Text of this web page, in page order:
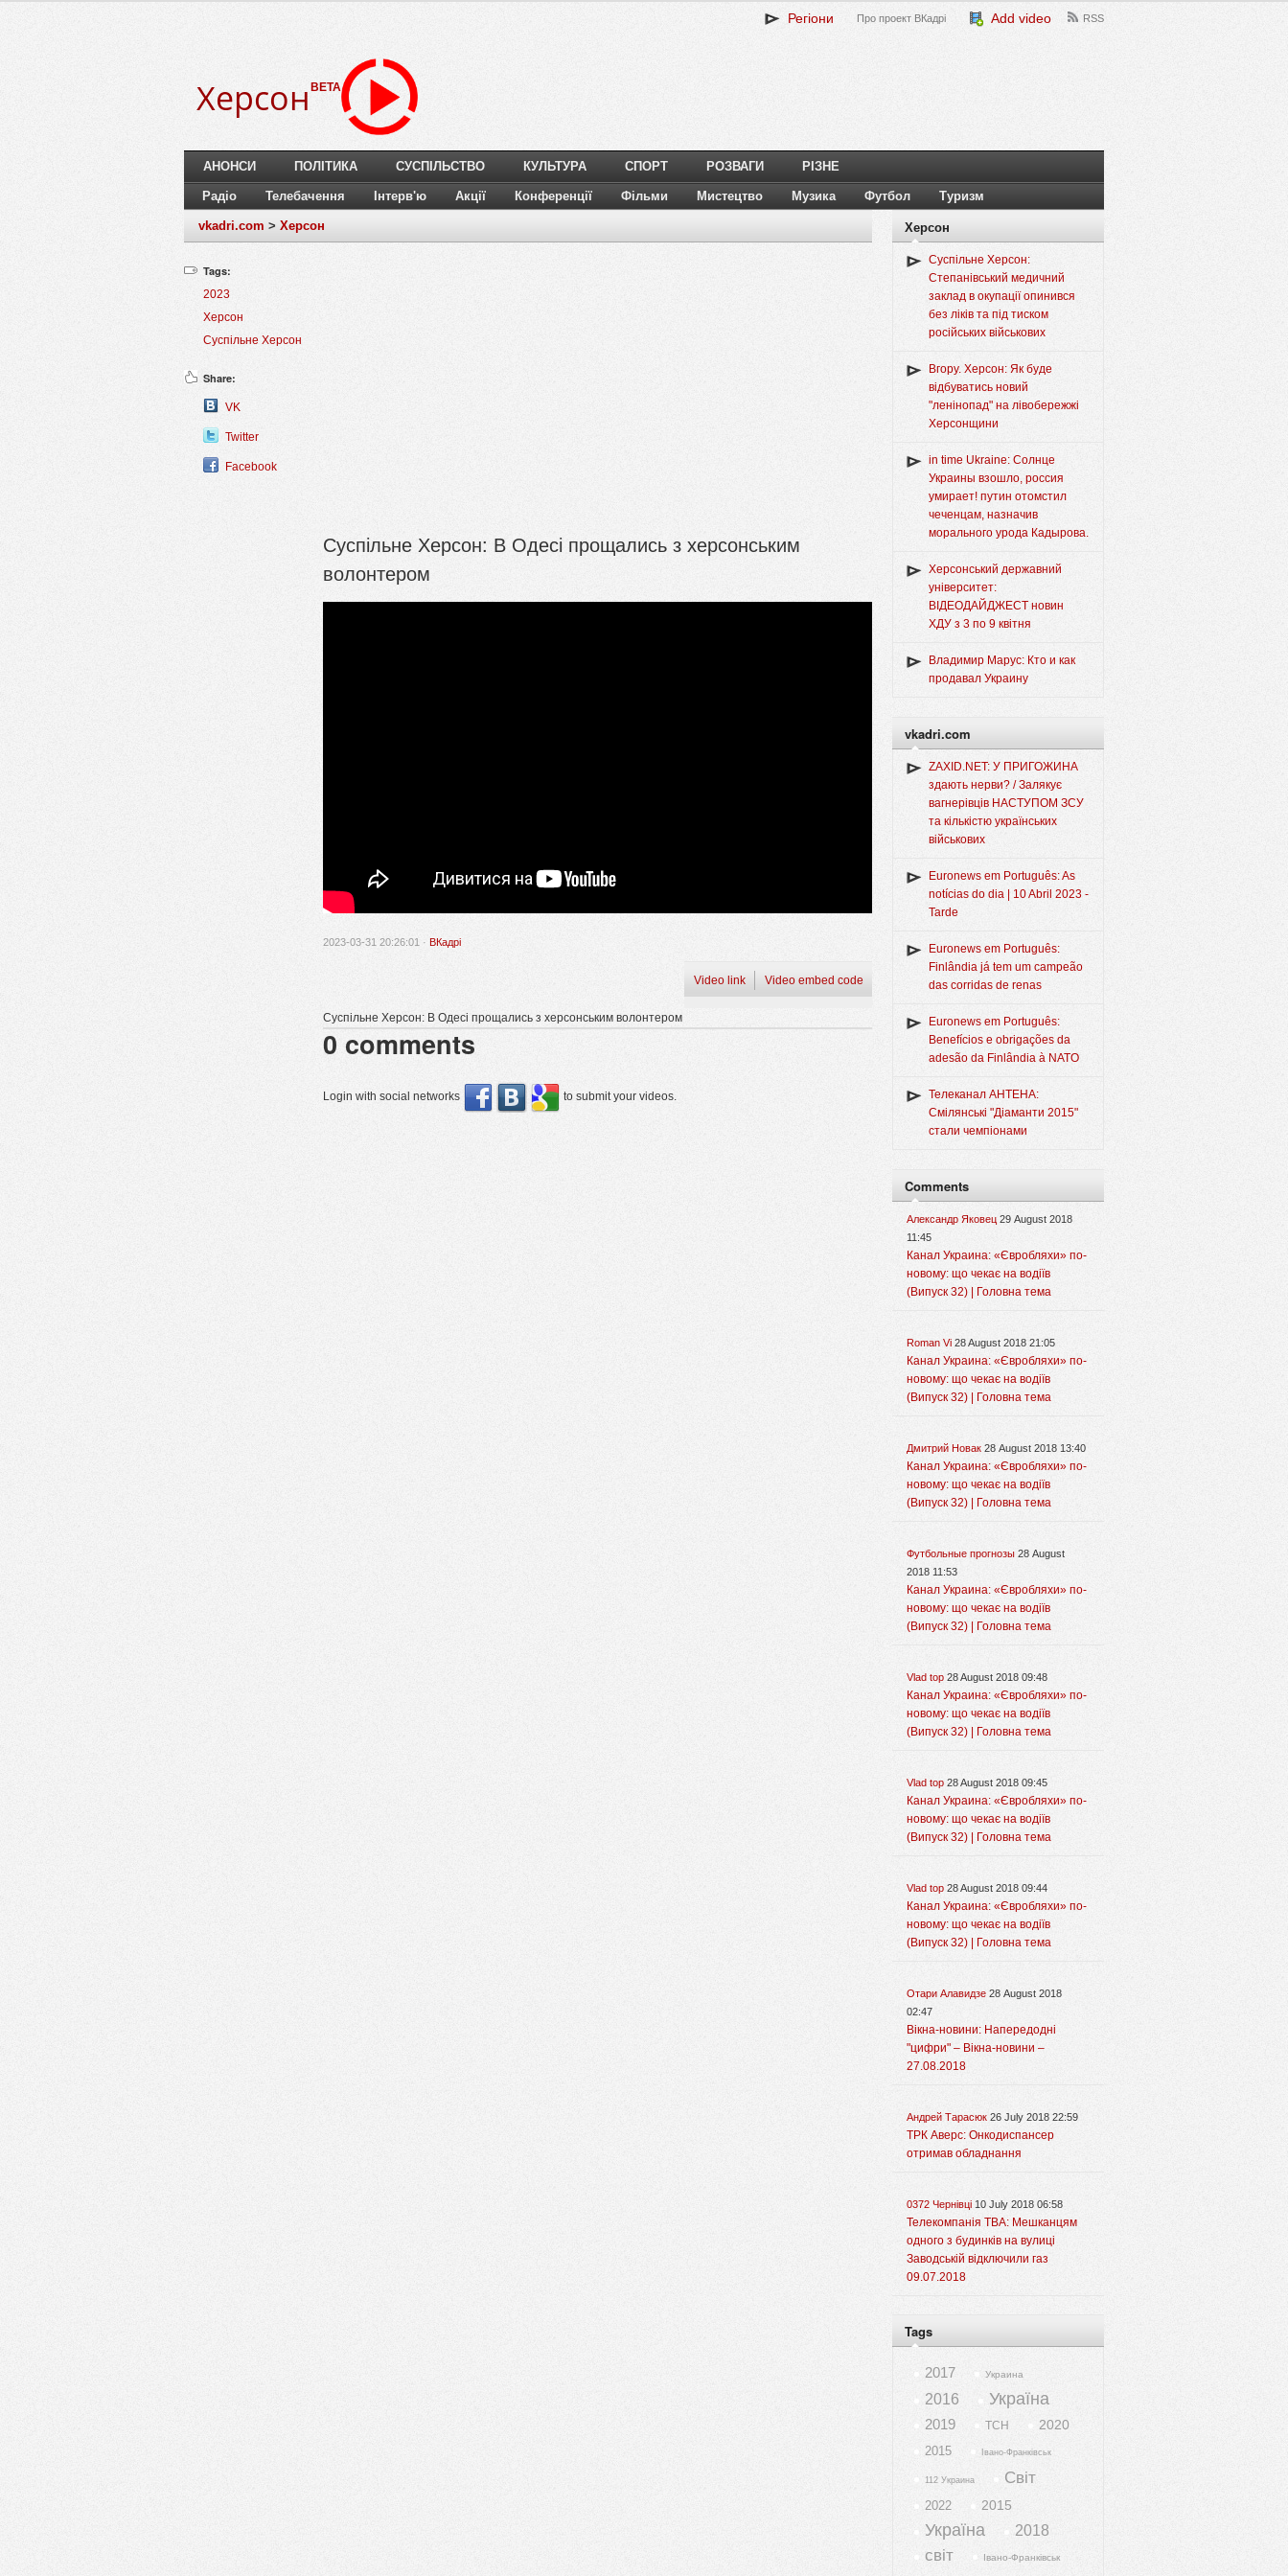
Регіони Про проект ВКадрі Add video RSS
Херсон BETA
АНОНСИ ПОЛІТИКА СУСПІЛЬСТВО КУЛЬТУРА СПОРТ РОЗВАГИ РІЗНЕ
Радіо Телебачення Інтерв'ю Акції Конференції Фільми Мистецтво Музика Футбол Туризм
vkadri.com > Херсон
Tags:
2023
Херсон
Суспільне Херсон
Share:
VK
Twitter
Facebook
Суспільне Херсон: В Одесі прощались з херсонським
волонтером
2023-03-31 20:26:01 · ВКадрі
Video link Video embed code
Суспільне Херсон: В Одесі прощались з херсонським волонтером
0 comments
Login with social networks to submit your videos.
Херсон
Суспільне Херсон:
Степанівський медичний
заклад в окупації опинився
без ліків та під тиском
російських військових
Вгору. Херсон: Як буде
відбуватись новий
"ленінопад" на лівобережжі
Херсонщини
in time Ukraine: Солнце
Украины взошло, россия
умирает! путин отомстил
чеченцам, назначив
морального урода Кадырова.
Херсонський державний
університет:
ВІДЕОДАЙДЖЕСТ новин
ХДУ з 3 по 9 квітня
Владимир Марус: Кто и как
продавал Украину
vkadri.com
ZAXID.NET: У ПРИГОЖИНА
здають нерви? / Залякує
вагнерівців НАСТУПОМ ЗСУ
та кількістю українських
військових
Euronews em Português: As
notícias do dia | 10 Abril 2023 -
Tarde
Euronews em Português:
Finlândia já tem um campeão
das corridas de renas
Euronews em Português:
Benefícios e obrigações da
adesão da Finlândia à NATO
Телеканал АНТЕНА:
Смілянські "Діаманти 2015"
стали чемпіонами
Comments
Александр Яковец 29 August 2018
11:45
Канал Украина: «Євробляхи» по-
новому: що чекає на водіїв
(Випуск 32) | Головна тема
Roman Vi 28 August 2018 21:05
Канал Украина: «Євробляхи» по-
новому: що чекає на водіїв
(Випуск 32) | Головна тема
Дмитрий Новак 28 August 2018 13:40
Канал Украина: «Євробляхи» по-
новому: що чекає на водіїв
(Випуск 32) | Головна тема
Футбольные прогнозы 28 August
2018 11:53
Канал Украина: «Євробляхи» по-
новому: що чекає на водіїв
(Випуск 32) | Головна тема
Vlad top 28 August 2018 09:48
Канал Украина: «Євробляхи» по-
новому: що чекає на водіїв
(Випуск 32) | Головна тема
Vlad top 28 August 2018 09:45
Канал Украина: «Євробляхи» по-
новому: що чекає на водіїв
(Випуск 32) | Головна тема
Vlad top 28 August 2018 09:44
Канал Украина: «Євробляхи» по-
новому: що чекає на водіїв
(Випуск 32) | Головна тема
Отари Алавидзе 28 August 2018
02:47
Вікна-новини: Напередодні
"цифри" – Вікна-новини –
27.08.2018
Андрей Тарасюк 26 July 2018 22:59
ТРК Аверс: Онкодиспансер
отримав обладнання
0372 Чернівці 10 July 2018 06:58
Телекомпанія ТВА: Мешканцям
одного з будинків на вулиці
Заводській відключили газ
09.07.2018
Tags
2017 Украина
2016 Україна
2019 ТСН 2020
2015 Івано-Франківськ
112 Украина Світ
2022 2015
Україна 2018
світ Івано-Франківськ